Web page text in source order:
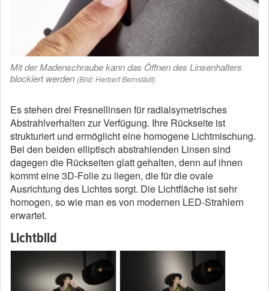
Mit der Madenschraube kann das Öffnen des Linsenhalters
blockiert werden (Bild: Herbert Bernstädt)
Es stehen drei Fresnellinsen für radialsymetrisches
Abstrahlverhalten zur Verfügung. Ihre Rückseite ist
strukturiert und ermöglicht eine homogene Lichtmischung.
Bei den beiden elliptisch abstrahlenden Linsen sind
dagegen die Rückseiten glatt gehalten, denn auf ihnen
kommt eine 3D-Folie zu liegen, die für die ovale
Ausrichtung des Lichtes sorgt. Die Lichtfläche ist sehr
homogen, so wie man es von modernen LED-Strahlern
erwartet.
Lichtbild